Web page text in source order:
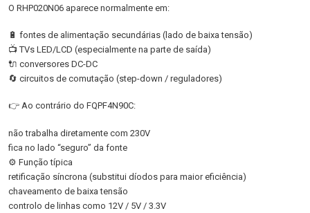
O RHP020N06 aparece normalmente em:
🔋 fontes de alimentação secundárias (lado de baixa tensão)
📺 TVs LED/LCD (especialmente na parte de saída)
🔌 conversores DC-DC
🔄 circuitos de comutação (step-down / reguladores)
👉 Ao contrário do FQPF4N90C:
não trabalha diretamente com 230V
fica no lado “seguro” da fonte
⚙️ Função típica
retificação síncrona (substitui díodos para maior eficiência)
chaveamento de baixa tensão
controlo de linhas como 12V / 5V / 3.3V